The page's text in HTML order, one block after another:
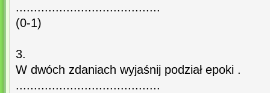
........................................
(0-1)
3.
W dwóch zdaniach wyjaśnij podział epoki .
........................................